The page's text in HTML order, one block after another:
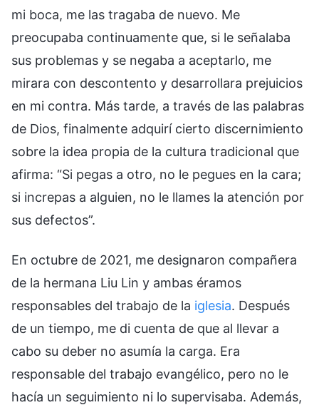
mi boca, me las tragaba de nuevo. Me
preocupaba continuamente que, si le señalaba
sus problemas y se negaba a aceptarlo, me
mirara con descontento y desarrollara prejuicios
en mi contra. Más tarde, a través de las palabras
de Dios, finalmente adquirí cierto discernimiento
sobre la idea propia de la cultura tradicional que
afirma: “Si pegas a otro, no le pegues en la cara;
si increpas a alguien, no le llames la atención por
sus defectos”.
En octubre de 2021, me designaron compañera
de la hermana Liu Lin y ambas éramos
responsables del trabajo de la iglesia. Después
de un tiempo, me di cuenta de que al llevar a
cabo su deber no asumía la carga. Era
responsable del trabajo evangélico, pero no le
hacía un seguimiento ni lo supervisaba. Además,